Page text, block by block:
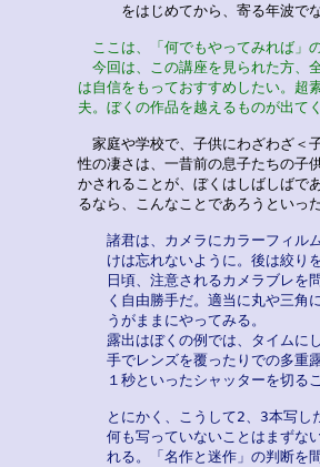
をはじめてから、寄る年波でな
ここは、「何でもやってみれば」
今回は、この講座を見られた方、
は自信をもっておすすめしたい。超
夫。ぼくの作品を越えるものが出て
家庭や学校で、子供にわざわざ＜
性の凄さは、一昔前の息子たちの子
かされることが、ぼくはしばしばで
るなら、こんなことであろうといっ
諸君は、カメラにカラーフィル
けは忘れないように。後は絞り
日頃、注意されるカメラブレを問
く自由勝手だ。適当に丸や三角に
うがままにやってみる。
露出はぼくの例では、タイムにし
手でレンズを覆ったりでの多重露
１秒といったシャッターを切る
とにかく、こうして2、3本写し
何も写っていないことはまずない
れる。「名作と迷作」の判断を間